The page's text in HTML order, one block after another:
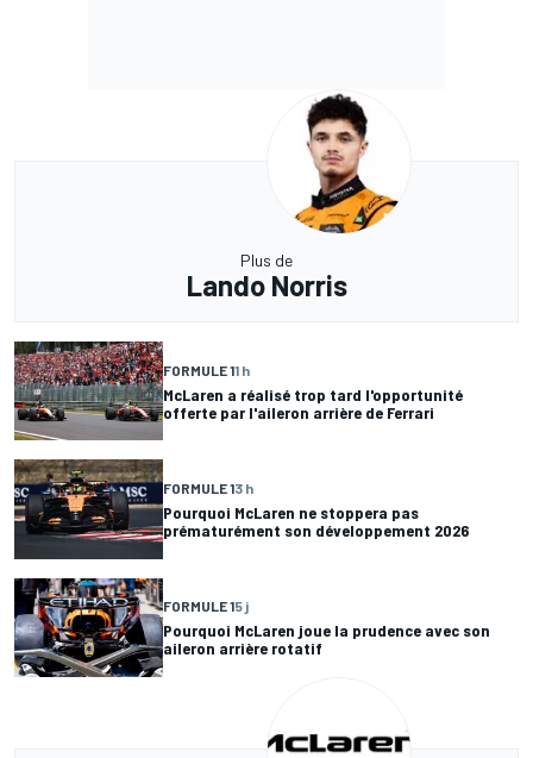
Plus de
Lando Norris
FORMULE 11 h
McLaren a réalisé trop tard l'opportunité
offerte par l'aileron arrière de Ferrari
FORMULE 13 h
Pourquoi McLaren ne stoppera pas
prématurément son développement 2026
FORMULE 15 j
Pourquoi McLaren joue la prudence avec son
aileron arrière rotatif